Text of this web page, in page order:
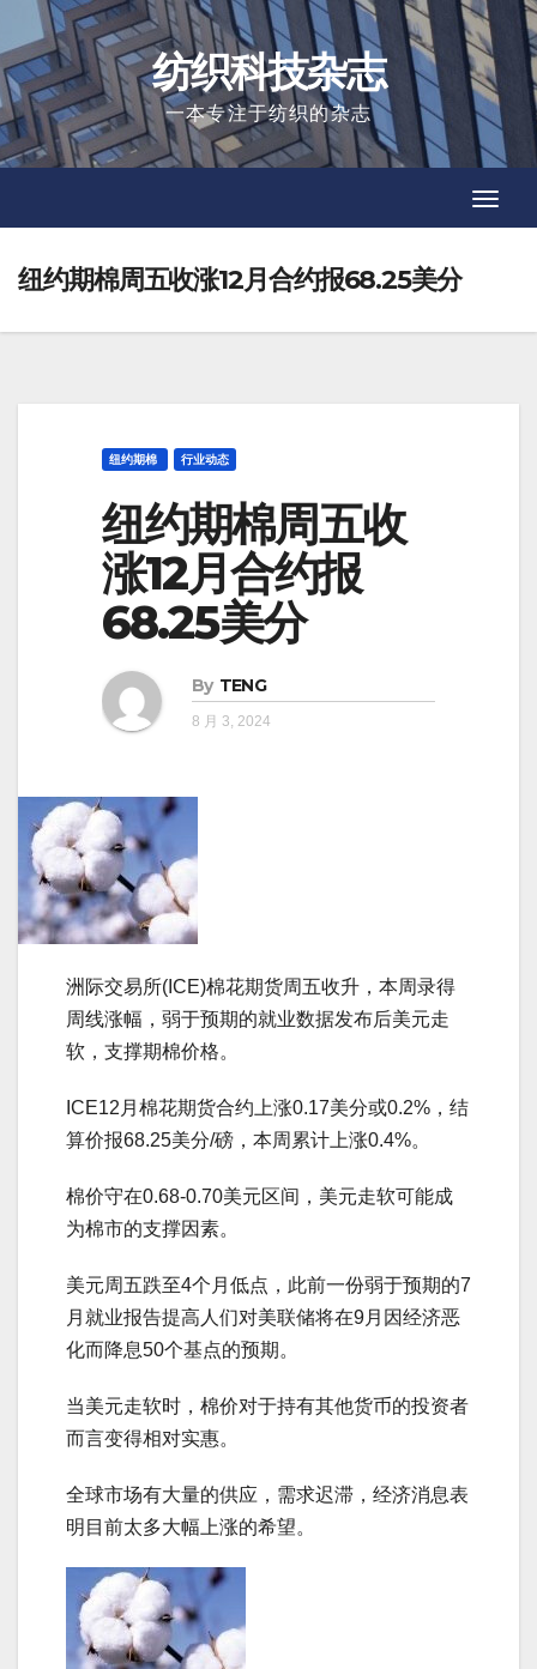
to
content
纺织科技杂志
一本专注于纺织的杂志
纽约期棉周五收涨12月合约报68.25美分
纽约期棉 行业动态
纽约期棉周五收
涨12月合约报
68.25美分
By TENG
8 月 3, 2024
洲际交易所(ICE)棉花期货周五收升，本周录得
周线涨幅，弱于预期的就业数据发布后美元走
软，支撑期棉价格。
ICE12月棉花期货合约上涨0.17美分或0.2%，结
算价报68.25美分/磅，本周累计上涨0.4%。
棉价守在0.68-0.70美元区间，美元走软可能成
为棉市的支撑因素。
美元周五跌至4个月低点，此前一份弱于预期的7
月就业报告提高人们对美联储将在9月因经济恶
化而降息50个基点的预期。
当美元走软时，棉价对于持有其他货币的投资者
而言变得相对实惠。
全球市场有大量的供应，需求迟滞，经济消息表
明目前太多大幅上涨的希望。